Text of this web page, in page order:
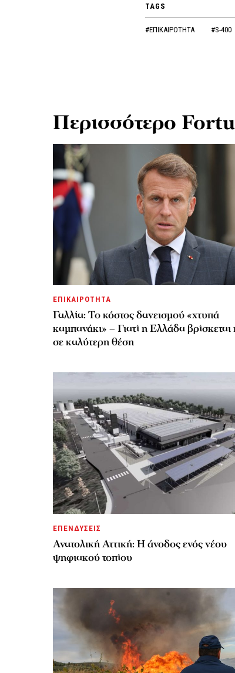
TAGS
#ΕΠΙΚΑΙΡΟΤΗΤΑ #S-400
Περισσότερο
ΕΠΙΚΑΙΡΟΤΗΤΑ
Γαλλία: Το κόστος δανεισμού «χτυπά
καμπανάκι» – Γιατί η Ελλάδα βρίσκεται
σε καλύτερη θέση
ΕΠΕΝΔΥΣΕΙΣ
Ανατολική Αττική: Η άνοδος ενός νέου
ψηφιακού τοπίου